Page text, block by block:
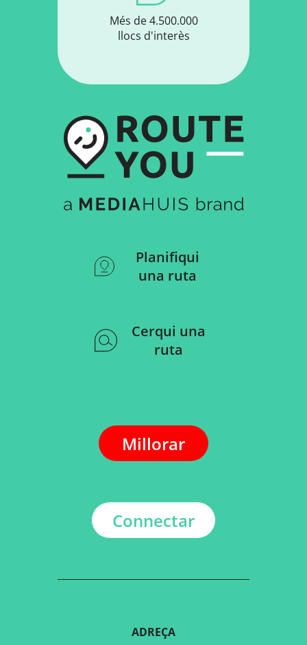
Més de 4.500.000
llocs d'interès
Planifiqui
una ruta
Cerqui una
ruta
Millorar
Connectar
ADREÇA